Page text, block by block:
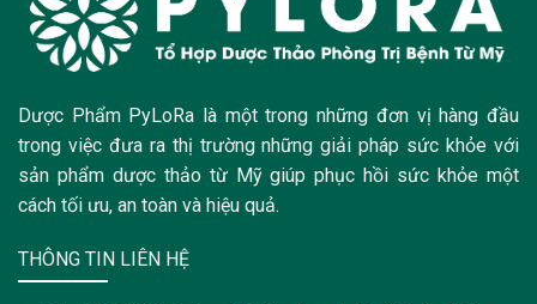
Dược Phẩm PyLoRa là một trong những đơn vị hàng đầu
trong việc đưa ra thị trường những giải pháp sức khỏe với
sản phẩm dược thảo từ Mỹ giúp phục hồi sức khỏe một
cách tối ưu, an toàn và hiệu quả.
THÔNG TIN LIÊN HỆ